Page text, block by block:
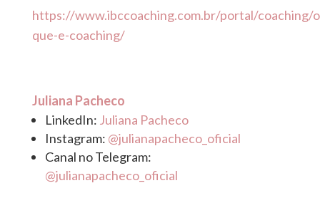
https://www.ibccoaching.com.br/portal/coaching/
que-e-coaching/
Juliana Pacheco
LinkedIn: Juliana Pacheco
Instagram: @julianapacheco_oficial
Canal no Telegram:
@julianapacheco_oficial